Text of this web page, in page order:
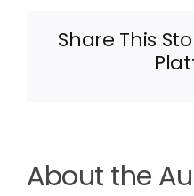
Share This
About the